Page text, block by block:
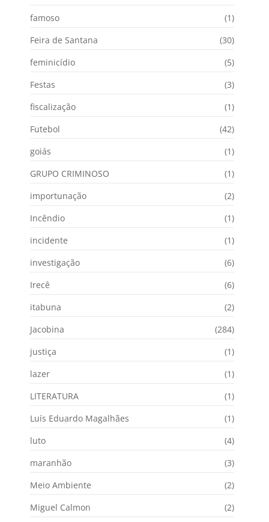
famoso
(1)
Feira de Santana
(30)
feminicídio
(5)
Festas
(3)
fiscalização
(1)
Futebol
(42)
goiás
(1)
GRUPO CRIMINOSO
(1)
importunação
(2)
Incêndio
(1)
incidente
(1)
investigação
(6)
Irecê
(6)
itabuna
(2)
Jacobina
(284)
justiça
(1)
lazer
(1)
LITERATURA
(1)
Luís Eduardo Magalhães
(1)
luto
(4)
maranhão
(3)
Meio Ambiente
(2)
Miguel Calmon
(2)